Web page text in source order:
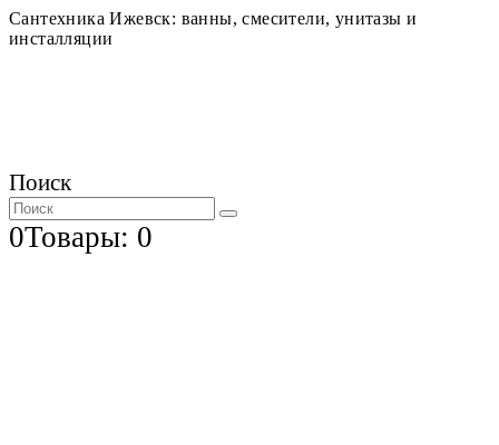
Сантехника Ижевск: ванны, смесители, унитазы и
инсталляции
Поиск
0Товары: 0